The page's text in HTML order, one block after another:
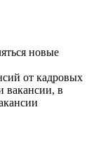
новые
от кадровых
вакансии, в